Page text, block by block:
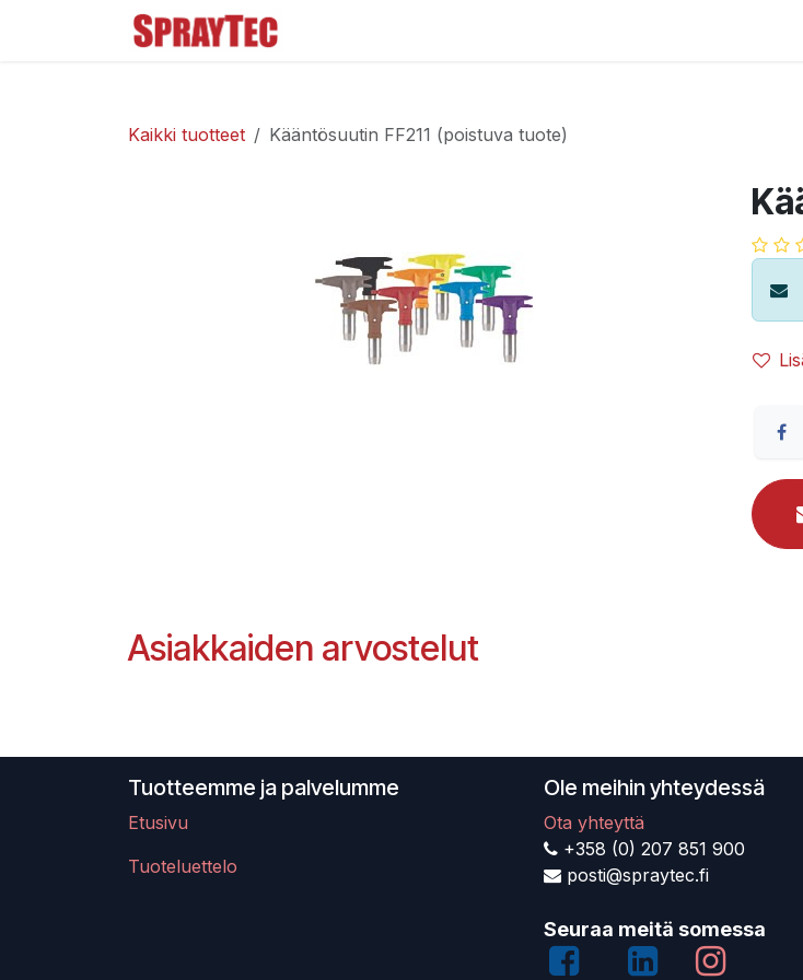
Kaikki tuotteet Kääntösuutin FF211 (poistuva tuote)
Asiakkaiden arvostelut
Tuotteemme ja palvelumme
Etusivu
Tuoteluettelo
Ole meihin yhteydessä
Ota yhteyttä
+358 (0) 207 851 900
posti@spraytec.fi
Seuraa meitä somessa